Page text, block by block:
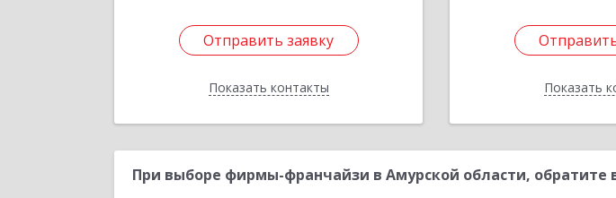
Отправить заявку
Показать контакты
Отправить заявку
Назад Показать
При выборе фирмы-франчайзи в Амурской области, обратите